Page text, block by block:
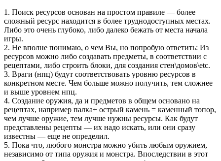
1. Поиск ресурсов основан на простом правиле — более
сложный ресурс находится в более труднодоступных местах.
Либо это очень глубоко, либо далеко бежать от места начала
игры.
2. Не вполне понимаю, о чем Вы, но попробую ответить: Из
ресурсов можно либо создавать предметы, в соответствии с
рецептами, либо строить блоки, для создания стен\домов\etc.
3. Враги (нпц) будут соответствовать уровню ресурсов в
конкретном месте. Чем больше можно получить, тем сложнее
и выше уровнем нпц.
4. Создание оружия, да и предметов в общем основано на
рецептах, например палка+ острый камень = каменный топор,
чем лучше оружие, тем лучше нужны ресурсы. Как будут
представлены рецепты — их надо искать, или они сразу
известны — еще не определил.
5. Пока что, любого монстра можно убить любым оружием,
независимо от типа оружия и монстра. Впоследствии в этот